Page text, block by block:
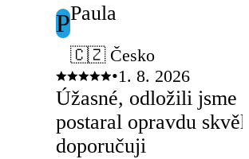
PPaula
🇨🇿 Česko
•1. 8. 2026
Úžasné, odložili jsme
postaral opravdu
doporučuji